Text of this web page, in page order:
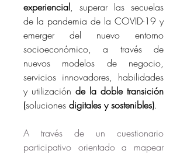
experiencial, superar las secuelas
de la pandemia de la COVID-19 y
emerger del nuevo entorno
socioeconómico, a través de
nuevos modelos de negocio,
servicios innovadores, habilidades
y utilización de la doble transición
(soluciones digitales y sostenibles).
A través de un cuestionario
participativo orientado a mapear